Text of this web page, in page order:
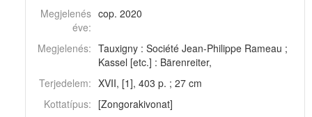
Megjelenés
éve:
cop. 2020
Megjelenés: Tauxigny : Société Jean-Philippe Rameau ;
Kassel [etc.] : Bärenreiter,
Terjedelem: XVII, [1], 403 p. ; 27 cm
Kottatípus: [Zongorakivonat]